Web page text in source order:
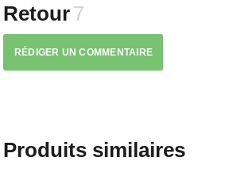
Retour7
RÉDIGER UN COMMENTAIRE
Produits similaires